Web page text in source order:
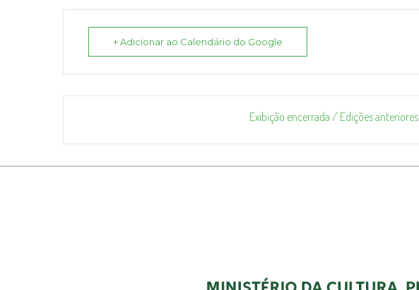
+ Adicionar ao Calendário do Google
Exibição encerrada / Edições anteriores